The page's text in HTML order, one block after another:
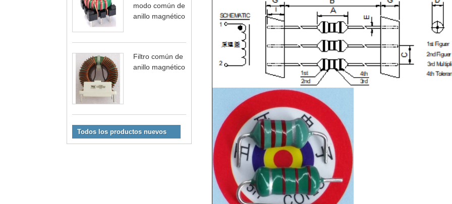
modo común de
anillo magnético
Filtro común de
anillo magnético
Todos los productos nuevos